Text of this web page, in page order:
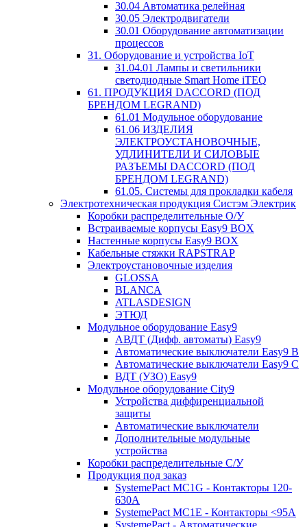
30.04 Автоматика релейная
30.05 Электродвигатели
30.01 Оборудование автоматизации
процессов
31. Оборудование и устройства IoT
31.04.01 Лампы и светильники
светодиодные Smart Home iTEQ
61. ПРОДУКЦИЯ DACCORD (ПОД
БРЕНДОМ LEGRAND)
61.01 Модульное оборудование
61.06 ИЗДЕЛИЯ
ЭЛЕКТРОУСТАНОВОЧНЫЕ,
УДЛИНИТЕЛИ И СИЛОВЫЕ
РАЗЪЕМЫ DACCORD (ПОД
БРЕНДОМ LEGRAND)
61.05. Системы для прокладки кабеля
Электротехническая продукция Систэм Электрик
Коробки распределительные О/У
Встраиваемые корпусы Easy9 BOX
Настенные корпусы Easy9 BOX
Кабельные стяжки RAPSTRAP
Электроустановочные изделия
GLOSSA
BLANCA
ATLASDESIGN
ЭТЮД
Модульное оборудование Easy9
АВДТ (Дифф. автоматы) Easy9
Автоматические выключатели Easy9 В
Автоматические выключатели Easy9 С
ВДТ (УЗО) Easy9
Модульное оборудование City9
Устройства диффиренциальной
защиты
Автоматические выключатели
Дополнительные модульные
устройства
Коробки распределительные C/У
Продукция под заказ
SystemePact MC1G - Контакторы 120-
630A
SystemePact MC1E - Контакторы <95A
SystemePact - Автоматические